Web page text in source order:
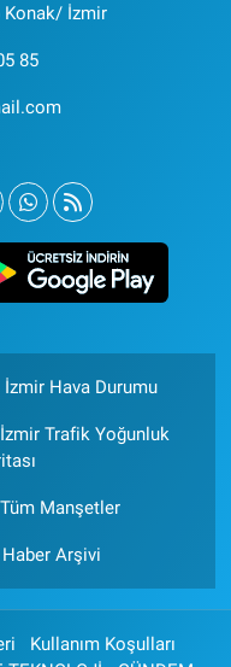
Konak/ İzmir
85
İzmir Hava Durumu
İzmir Trafik Yoğunluk
Tüm Manşetler
Haber Arşivi
Kullanım Koşulları